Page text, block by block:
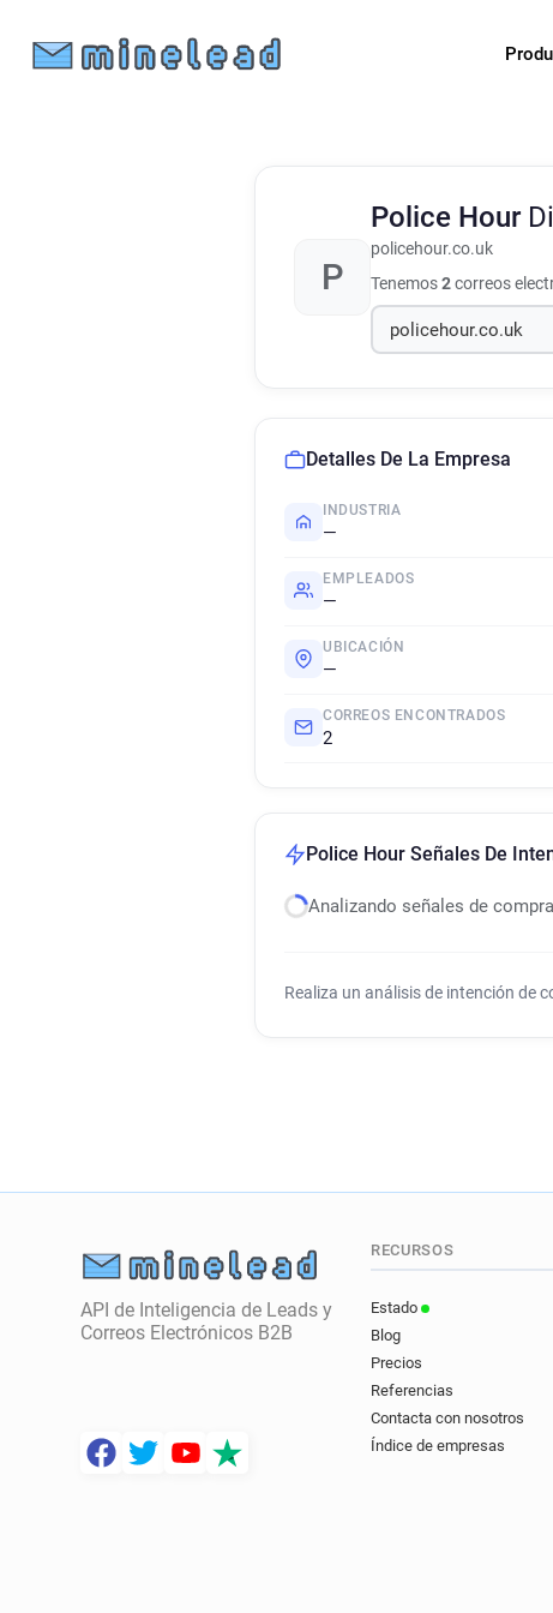
P
Police Hour
policehour.co.uk
Tenemos2correos
Detalles De La Empresa
INDUSTRIA
—
EMPLEADOS
—
UBICACIÓN
—
CORREOS ENCONTRADOS
2
Police Hour Señales De
Analizando señales de
Realiza un análisis de intención de
API de Inteligencia de Leads y
Correos Electrónicos B2B
RECURSOS
Estado
Blog
Precios
Referencias
Contacta con nosotros
Índice de empresas